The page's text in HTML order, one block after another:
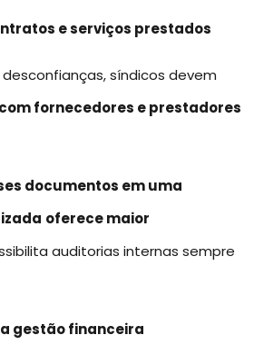
e serviços prestados
síndicos devem
fornecedores e prestadores
documentos em uma
oferece maior
auditorias internas sempre
gestão financeira